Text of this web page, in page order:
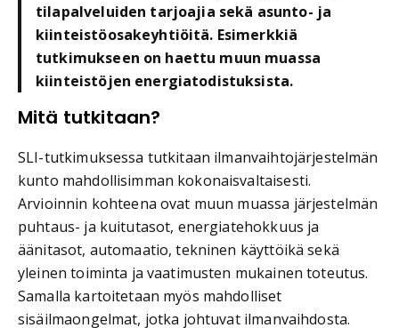
tilapalveluiden tarjoajia sekä asunto- ja
kiinteistöosakeyhtiöitä. Esimerkkiä
tutkimukseen on haettu muun muassa
kiinteistöjen energiatodistuksista.
Mitä tutkitaan?
SLI-tutkimuksessa tutkitaan ilmanvaihtojärjestelmän
kunto mahdollisimman kokonaisvaltaisesti.
Arvioinnin kohteena ovat muun muassa järjestelmän
puhtaus- ja kuitutasot, energiatehokkuus ja
äänitasot, automaatio, tekninen käyttöikä sekä
yleinen toiminta ja vaatimusten mukainen toteutus.
Samalla kartoitetaan myös mahdolliset
sisäilmaongelmat, jotka johtuvat ilmanvaihdosta.